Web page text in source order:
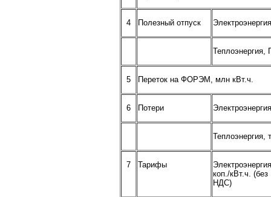
4 Полезный отпуск
Теплоэнергия,
5 Переток на ФОРЭМ, млн кВт.ч.
6 Потери
Теплоэнергия,
7 Тарифы
коп./кВт.ч. (без
НДС)